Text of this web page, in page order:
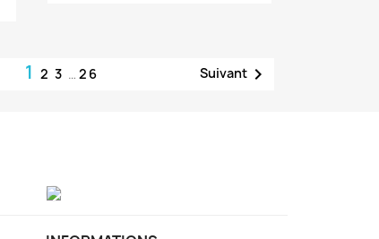
1 2 3 … 26 Suivant